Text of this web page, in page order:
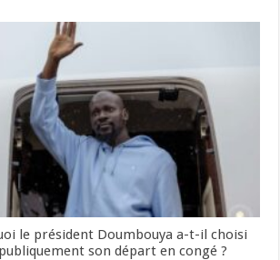
le président Doumbouya a-t-il choisi
son départ en congé ?